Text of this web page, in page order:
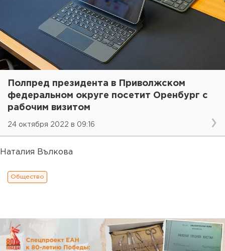
Полпред президента в Приволжском
федеральном округе посетит Оренбург с
рабочим визитом
24 октября 2022 в 09:16
Наталия Вълкова
Общество